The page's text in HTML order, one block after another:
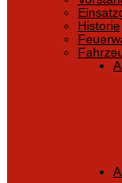
Historie